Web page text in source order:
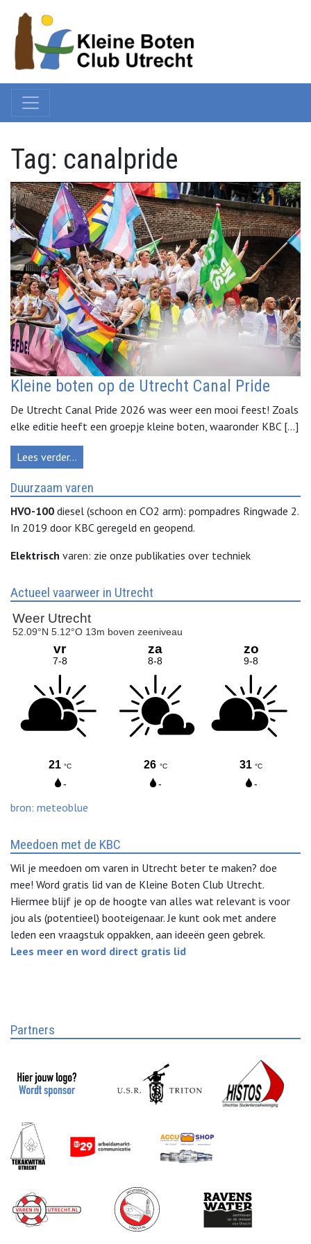
Tag: canalpride
Kleine boten op de Utrecht Canal Pride
De Utrecht Canal Pride 2026 was weer een mooi feest! Zoals
elke editie heeft een groepje kleine boten, waaronder KBC […]
Lees verder…
Duurzaam varen
HVO-100 diesel (schoon en CO2 arm): pompadres Ringwade 2.
In 2019 door KBC geregeld en geopend.
Elektrisch varen: zie onze publikaties over techniek
Actueel vaarweer in Utrecht
bron: meteoblue
Meedoen met de KBC
Wil je meedoen om varen in Utrecht beter te maken? doe
mee! Word gratis lid van de Kleine Boten Club Utrecht.
Hiermee blijf je op de hoogte van alles wat relevant is voor
jou als (potentieel) booteigenaar. Je kunt ook met andere
leden een vraagstuk oppakken, aan ideeën geen gebrek.
Lees meer en word direct gratis lid
Partners